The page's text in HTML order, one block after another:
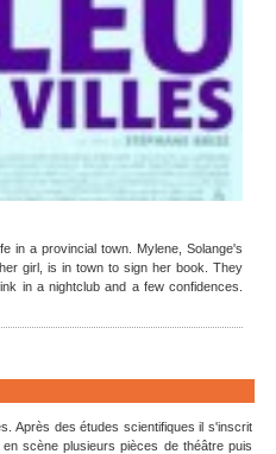
in a provincial town. Mylene, Solange's
girl, is in town to sign her book. They
in a nightclub and a few confidences.
Après des études scientifiques il s'inscrit
scène plusieurs pièces de théâtre puis